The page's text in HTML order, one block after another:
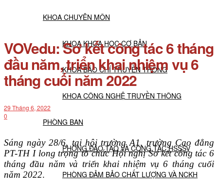
KHOA CHUYÊN MÔN
KHOA KHOA HỌC CƠ BẢN
KHOA BÁO CHÍ TRUYỀN THÔNG
KHOA CÔNG NGHỆ TRUYỀN THÔNG
PHÒNG BAN
PHÒNG ĐÀO TẠO VÀ CÔNG TÁC HSSSV
PHÒNG ĐẢM BẢO CHẤT LƯỢNG VÀ NCKH
VOVedu: Sơ kết công tác 6 tháng
đầu năm, triển khai nhiệm vụ 6
tháng cuối năm 2022
29 Tháng 6, 2022
0
Sáng ngày 28/6, tại hội trường A1, trường Cao đẳng
PT-TH I long trọng tổ chức Hội nghị Sơ kết công tác 6
tháng đầu năm và triển khai nhiệm vụ 6 tháng cuối
năm 2022.